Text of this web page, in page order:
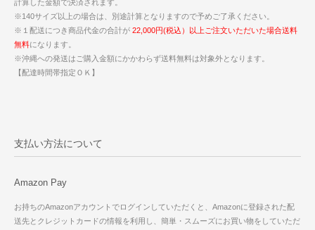
計算した金額で決済されます。
※140サイズ以上の場合は、別途計算となりますので予めご了承ください。
※１配送につき商品代金の合計が 22,000円(税込）以上ご注文いただいた場合送料
無料になります。
※沖縄への発送はご購入金額にかかわらず送料無料は対象外となります。
【配達時間帯指定ＯＫ】
支払い方法について
Amazon Pay
お持ちのAmazonアカウントでログインしていただくと、Amazonに登録された配
送先とクレジットカードの情報を利用し、簡単・スムーズにお買い物をしていただ